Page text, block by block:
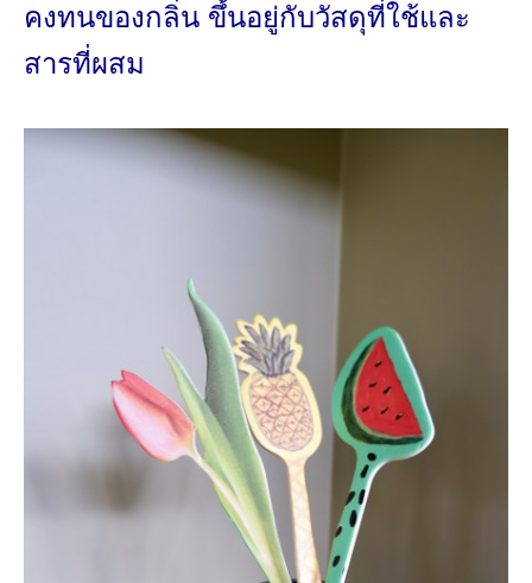
คงทนของกลิ่น ขึ้นอยู่กับวัสดุที่ใช้และ
สารที่ผสม